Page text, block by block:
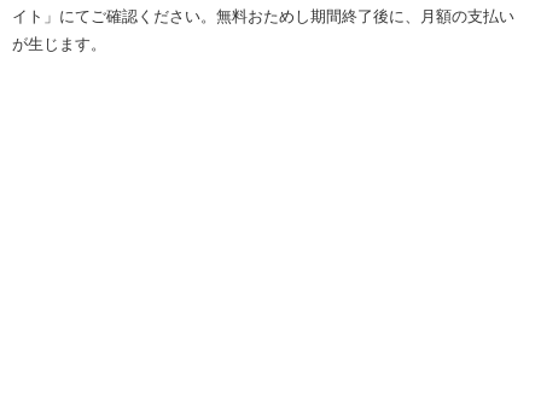
イト」にてご確認ください。無料おためし期間終了後に、月額の支払い
が生じます。